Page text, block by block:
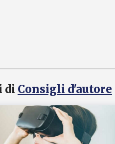
di Consigli d'autore